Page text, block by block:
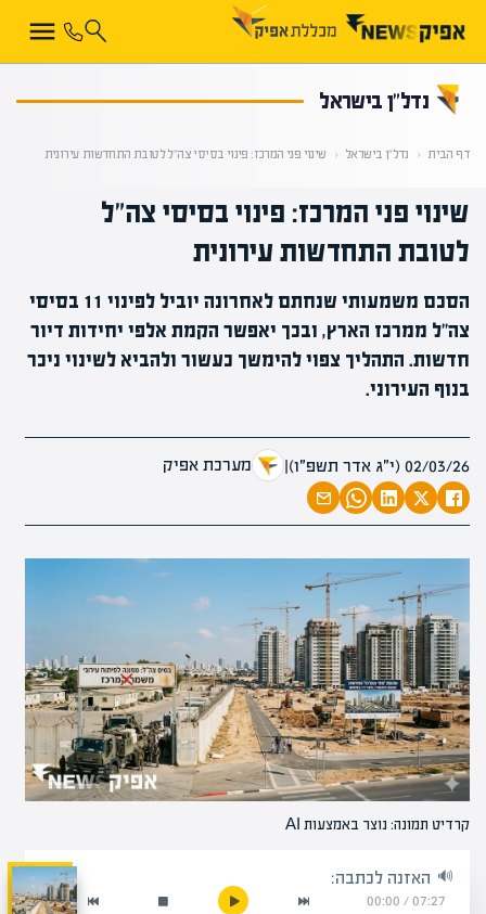
נדל”ן בישראל
דף הבית ‹ נדל”ן בישראל ‹ שינוי פני המרכז: פינוי בסיסי צה"ל לטובת התחדשות עירונית
שינוי פני המרכז: פינוי בסיסי צה"ל
לטובת התחדשות עירונית
הסכם משמעותי שנחתם לאחרונה יוביל לפינוי 11 בסיסי
צה"ל ממרכז הארץ, ובכך יאפשר הקמת אלפי יחידות דיור
חדשות. התהליך צפוי להימשך כעשור ולהביא לשינוי ניכר
בנוף העירוני.
02/03/26 (י״ג אדר תשפ״ו) | מערכת אפיק
קרדיט תמונה: נוצר באמצעות AI
האזנה לכתבה:
07:27
/
00:00